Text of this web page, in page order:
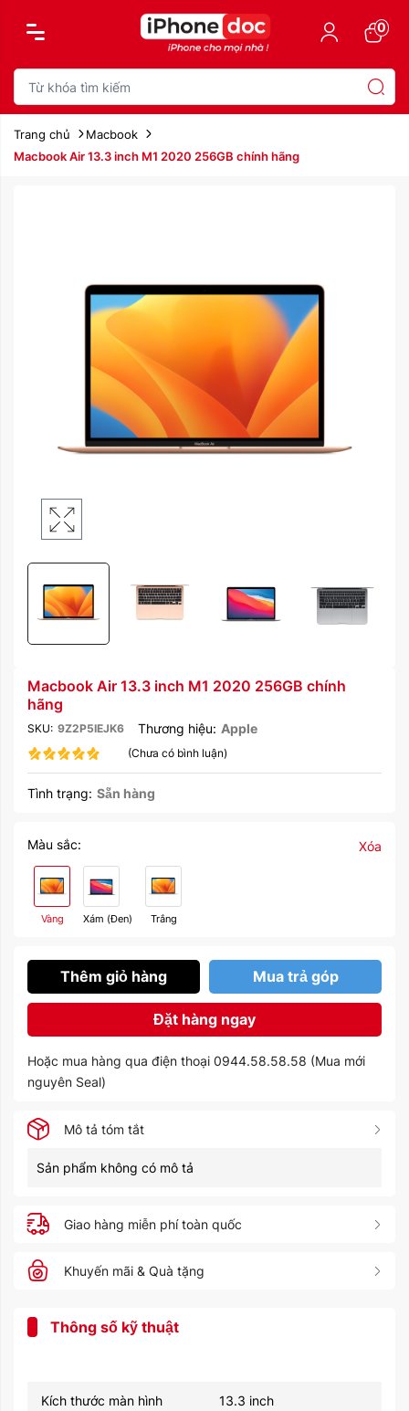
0
Trang chủ
Macbook
Macbook Air 13.3 inch M1 2020 256GB chính hãng
Macbook Air 13.3 inch M1 2020 256GB chính
hãng
SKU: 9Z2P5IEJK6 Thương hiệu: Apple
(Chưa có bình luận)
Tình trạng: Sẵn hàng
Màu sắc: Xóa
Vàng Xám (Đen) Trắng
Thêm giỏ hàng Mua trả góp
Đặt hàng ngay
Hoặc mua hàng qua điện thoại 0944.58.58.58 (Mua mới
nguyên Seal)
Mô tả tóm tắt
Sản phẩm không có mô tả
Giao hàng miễn phí toàn quốc
Khuyến mãi & Quà tặng
Thông số kỹ thuật
Kích thước màn hình 13.3 inch